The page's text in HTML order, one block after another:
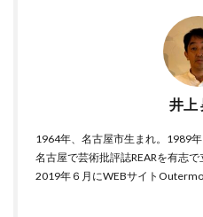
井上
1964年、名古屋市生まれ。1989
名古屋で芸術批評誌REARを有志
2019年６月にWEBサイト